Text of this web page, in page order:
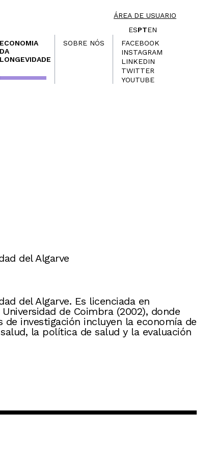
ÁREA DE USUARIO
ESPTEN
ECONOMIA
DA
LONGEVIDADE
SOBRE NÓS
FACEBOOK
INSTAGRAM
LINKEDIN
TWITTER
YOUTUBE
del Algarve
del Algarve. Es licenciada en
de Coimbra (2002), donde
investigación incluyen la economía de
la política de salud y la evaluación